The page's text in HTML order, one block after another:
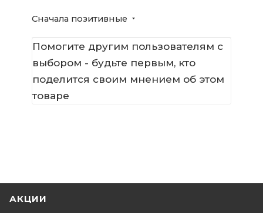
Сначала позитивные
Помогите другим пользователям с
выбором - будьте первым, кто
поделится своим мнением об этом
товаре
АКЦИИ